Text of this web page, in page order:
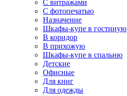
С витражами
С фотопечатью
Назначение
Шкафы-купе в гостиную
В коридор
В прихожую
Шкафы-купе в спальню
Детские
Офисные
Для книг
Для одежды